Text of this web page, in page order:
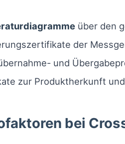
über den
der
und
zur Produktherkunft
bei